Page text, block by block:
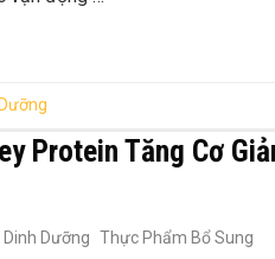
Protein Tăng Cơ
Dinh Dưỡng Thực Phẩm Bổ Sung